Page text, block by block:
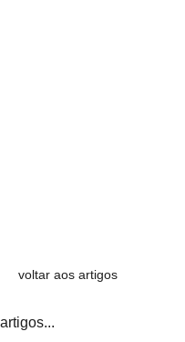
voltar aos artigos
artigos...